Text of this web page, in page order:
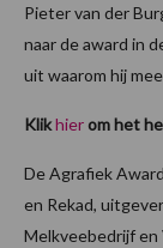
Pieter van der
naar de award in
uit waarom hij
Klikhierom het
De Agrafiek
en Rekad,
Melkveebedrijf en